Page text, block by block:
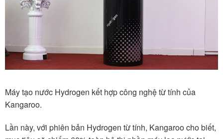
Máy tạo nước Hydrogen kết hợp công nghệ từ tính của
Kangaroo.
Lần này, với phiên bản Hydrogen từ tính, Kangaroo cho biết,